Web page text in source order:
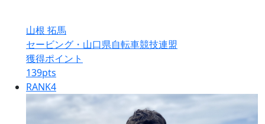
山根 拓馬
セービング・山口県自転車競技連盟
獲得ポイント
139pts
RANK4